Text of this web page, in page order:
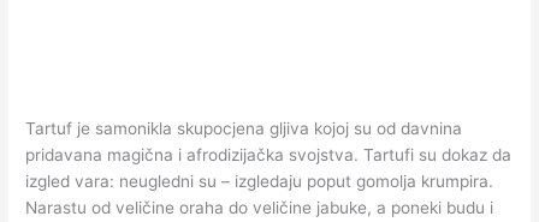
Tartuf je samonikla skupocjena gljiva kojoj su od davnina
pridavana magična i afrodizijačka svojstva. Tartufi su dokaz da
izgled vara: neugledni su – izgledaju poput gomolja krumpira.
Narastu od veličine oraha do veličine jabuke, a poneki budu i